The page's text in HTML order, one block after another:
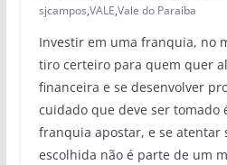
sjcampos,VALE,Vale do Paraíba
Investir em uma franquia, no
tiro certeiro para quem quer
financeira e se desenvolver
cuidado que deve ser tomado
franquia apostar, e se atentar
escolhida não é parte de um